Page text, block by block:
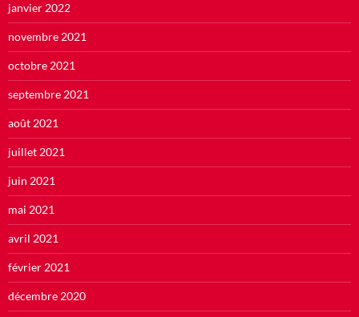
janvier 2022
novembre 2021
octobre 2021
septembre 2021
août 2021
juillet 2021
juin 2021
mai 2021
avril 2021
février 2021
décembre 2020